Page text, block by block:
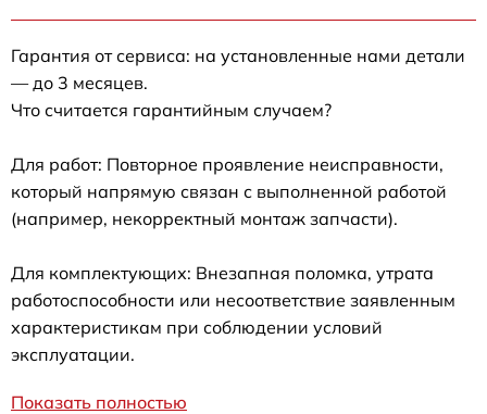
Гарантия от сервиса: на установленные нами детали
— до 3 месяцев.
Что считается гарантийным случаем?
Для работ: Повторное проявление неисправности,
который напрямую связан с выполненной работой
(например, некорректный монтаж запчасти).
Для комплектующих: Внезапная поломка, утрата
работоспособности или несоответствие заявленным
характеристикам при соблюдении условий
эксплуатации.
Показать полностью